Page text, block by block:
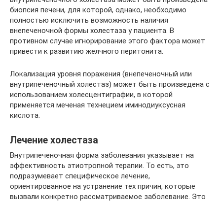
биопсия печени, для которой, однако, необходимо
полностью исключить возможность наличия
внепеченочной формы холестаза у пациента. В
противном случае игнорирование этого фактора может
привести к развитию желчного перитонита.
Локализация уровня поражения (внепеченочный или
внутрипеченочный холестаз) может быть произведена с
использованием холесцентиграфии, в которой
применяется меченая технецием иминодиуксусная
кислота.
Лечение холестаза
Внутрипеченочная форма заболевания указывает на
эффективность этиотропной терапии. То есть, это
подразумевает специфическое лечение,
ориентированное на устранение тех причин, которые
вызвали конкретно рассматриваемое заболевание. Это